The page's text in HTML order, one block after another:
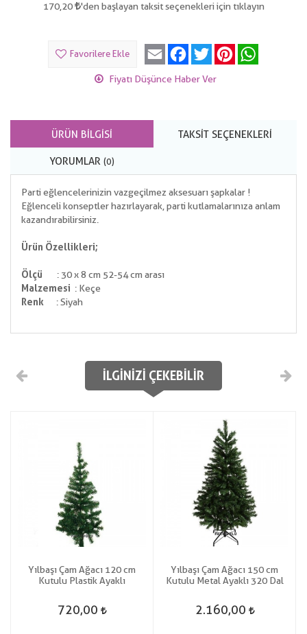
170,20 'den başlayan taksit seçenekleri için tıklayın
Favorilere Ekle Email Facebook
Twitter Pinterest
Fiyatı Düşünce Haber Ver
ÜRÜN BILGISI TAKSIT SEÇENEKLERI
YORUMLAR (0)
Parti eğlencelerinizin vazgeçilmez aksesuarı şapkalar !
Eğlenceli konseptler hazırlayarak, parti kutlamalarınıza anlam
kazandırabilirsiniz.
Ürün Özellikleri;
Ölçü
: 30 x 8 cm 52-54 cm arası
Malzemesi : Keçe
Renk
: Siyah
İLGINIZI ÇEKEBILIR
Yılbaşı Çam Ağacı 120 cm
Kutulu Plastik Ayaklı
720,00
Yılbaşı Çam Ağacı 150 cm
Kutulu Metal Ayaklı 320 Dal
2.160,00